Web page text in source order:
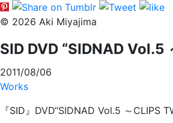
© 2026 Aki Miyajima
SID DVD “SIDNAD Vol.5
2011/08/06
Works
『SID』DVD“SIDNAD Vol.5 ～CLIPS